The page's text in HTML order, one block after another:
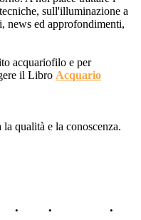
sull'illuminazione a
news ed approfondimenti,
acquariofilo e per
il Libro Acquario
qualità e la conoscenza.
• • •